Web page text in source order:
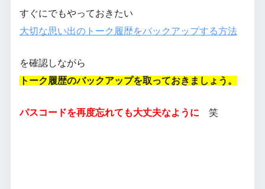
すぐにでもやっておきたい
大切な思い出のトーク履歴をバックアップする方法
を確認しながら
トーク履歴のバックアップを取っておきましょう。
パスコードを再度忘れても大丈夫なように 笑